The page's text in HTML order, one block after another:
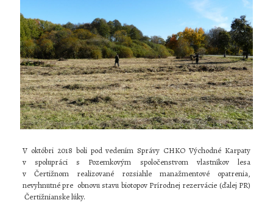
V októbri 2018 boli pod vedením Správy CHKO Východné Karpaty
v spolupráci s Pozemkovým spoločenstvom vlastníkov lesa
v Čertižnom realizované rozsiahle manažmentové opatrenia,
nevyhnutné pre obnovu stavu biotopov Prírodnej rezervácie (ďalej PR)
Čertižnianske lúky.